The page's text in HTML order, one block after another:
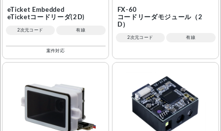
eTicket Embedded
eTicketコードリーダ(2D)
2次元コード 有線
案件対応
FX-60
コードリーダモジュール（2
D）
2次元コード 有線